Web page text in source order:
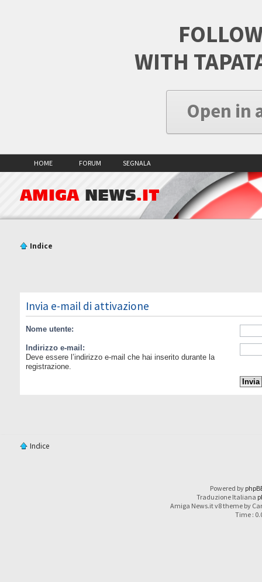
WITH
Open in
HOME FORUM SEGNALA
AMIGA NEWS.IT
Indice
Invia e-mail di attivazione
Nome utente:
Indirizzo e-mail:
Deve essere l’indirizzo e-mail che hai inserito durante la
registrazione.
Indice
Powered by
Traduzione Italiana
Amiga News.it v8 theme by
Time :